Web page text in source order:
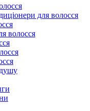
для волосся
волосся